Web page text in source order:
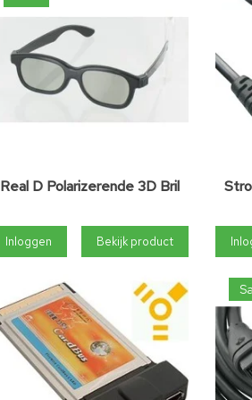
Real D Polarizerende 3D Bril
Inloggen Bekijk product